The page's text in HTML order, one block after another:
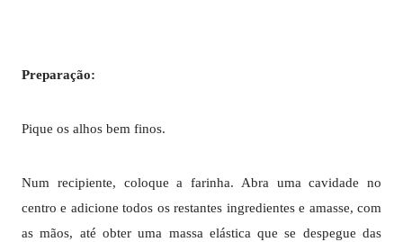
Preparação:
Pique os alhos bem finos.
Num recipiente, coloque a farinha. Abra uma cavidade no
centro e adicione todos os restantes ingredientes e amasse, com
as mãos, até obter uma massa elástica que se despegue das